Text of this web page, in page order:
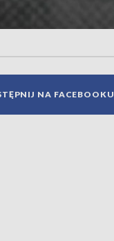
NA FACEBOOKU